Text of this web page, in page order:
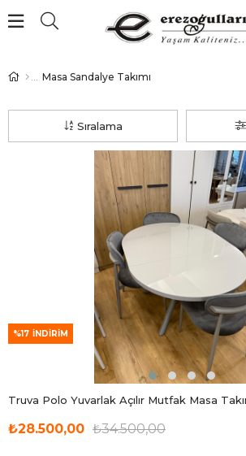
Masa Sandalye Takımı
Sıralama
Truva Polo Yuvarlak Açılır Mutfak Masa
₺28.500,00 ₺34.500,00
%17 İNDIRIM